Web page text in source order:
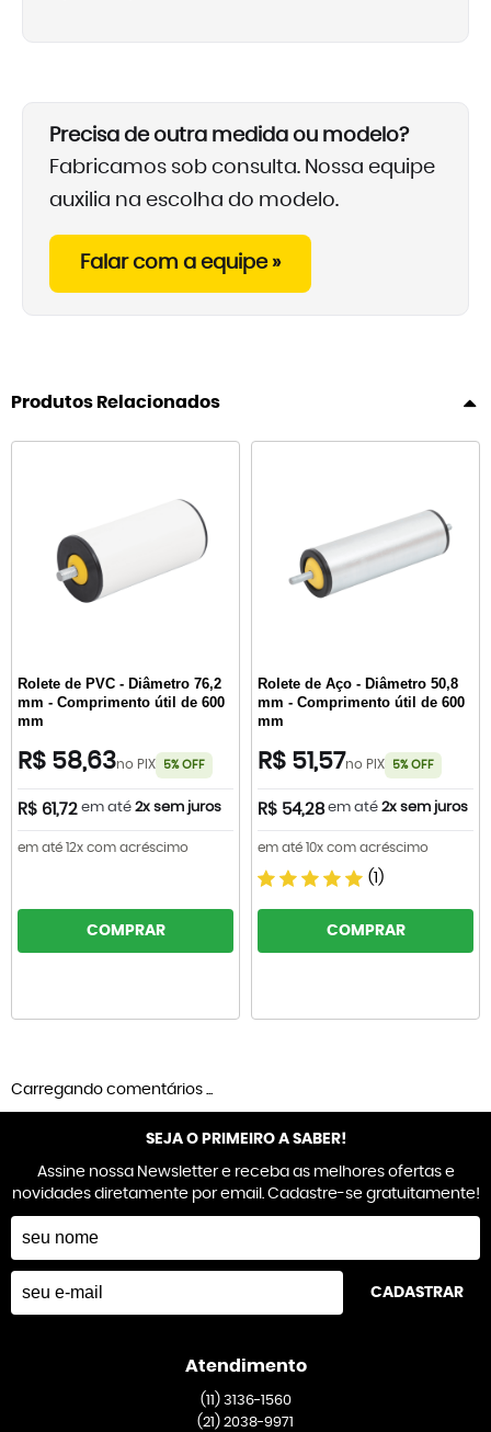
Precisa de outra medida ou modelo?
Fabricamos sob consulta. Nossa equipe
auxilia na escolha do modelo.
Falar com a equipe »
Produtos Relacionados
Rolete de PVC - Diâmetro 76,2
mm - Comprimento útil de 600
mm
R$ 58,63no PIX 5% OFF
R$ 61,72 em até 2x sem juros
em até 12x com acréscimo
COMPRAR
Rolete de Aço - Diâmetro 50,8
mm - Comprimento útil de 600
mm
R$ 51,57no PIX 5% OFF
R$ 54,28 em até 2x sem juros
em até 10x com acréscimo
(1)
COMPRAR
Carregando comentários ...
SEJA O PRIMEIRO A SABER!
Assine nossa Newsletter e receba as melhores ofertas e
novidades diretamente por email. Cadastre-se gratuitamente!
CADASTRAR
Atendimento
(11)3136-1560
(21) 2038-9971